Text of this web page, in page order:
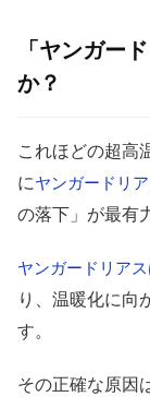
「ヤンガー
か？
これほどの超高
にヤンガードリ
の落下」が最有
ヤンガードリアス
り、温暖化に向
す。
その正確な原因